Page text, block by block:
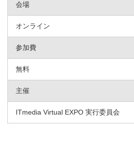
会場
オンライン
参加費
無料
主催
ITmedia Virtual EXPO 実行委員会